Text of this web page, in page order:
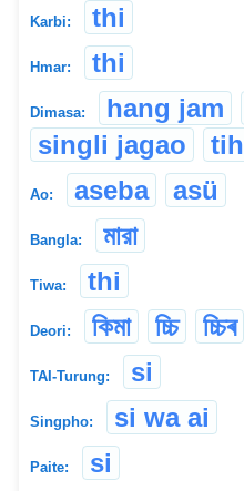
Karbi: thi
Hmar: thi
Dimasa: hang jam
singli jagao
tih
Ao: aseba asü
Bangla: মারা
Tiwa: thi
Deori: কিমা চ্চি চ্চিৰ
TAI-Turung: si
Singpho: si wa ai
Paite: si